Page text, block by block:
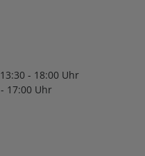
- 18:00 Uhr
17:00 Uhr